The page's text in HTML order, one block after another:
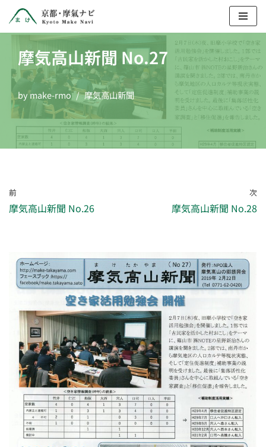
コ
テ
ン
ツ
ス
キ
摩気高山新聞 No.27
bymake-rmo 摩気高山新聞
前
摩気高山新聞 No.26
次
摩気高山新聞 No.28